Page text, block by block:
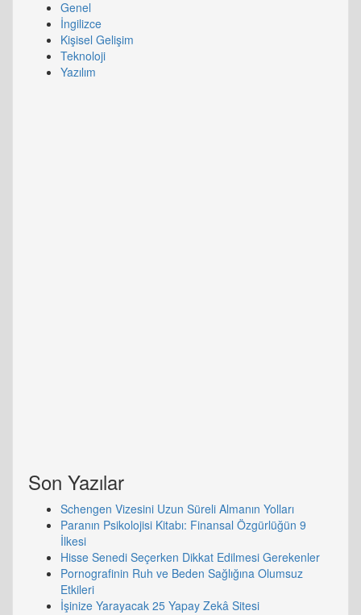
Genel
İngilizce
Kişisel Gelişim
Teknoloji
Yazılım
Son Yazılar
Schengen Vizesini Uzun Süreli Almanın Yolları
Paranın Psikolojisi Kitabı: Finansal Özgürlüğün 9
İlkesi
Hisse Senedi Seçerken Dikkat Edilmesi Gerekenler
Pornografinin Ruh ve Beden Sağlığına Olumsuz
Etkileri
İşinize Yarayacak 25 Yapay Zekâ Sitesi